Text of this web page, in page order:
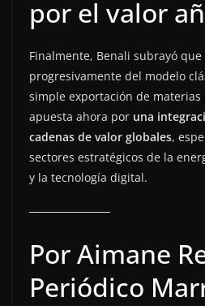
por el valor
Finalmente, Benali subrayó
progresivamente del modelo
simple exportación de materias
apuesta ahora por una
cadenas de valor globales,
sectores estratégicos de la
y la tecnología digital.
Por Aimane
Periódico